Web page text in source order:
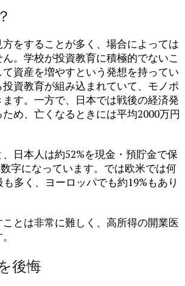
をすることが多く、場合によっては
。学校が投資教育に積極的でないこ
資産を増やすという発想を持ってい
資教育が組み込まれていて、モノポ
す。一方で、日本では戦後の経済発
め、亡くなるときには平均2000万円
日本人は約52%を現金・預貯金で保
字になっています。では欧米では何
多く、ヨーロッパでも約19%もあり
とは非常に難しく、高所得の開業医
後悔